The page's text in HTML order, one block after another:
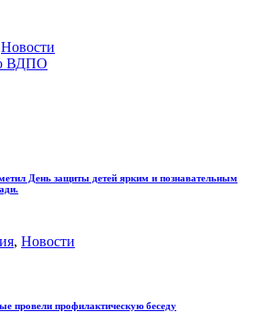
Новости
День защиты детей ярким и познавательным
, Новости
провели профилактическую беседу